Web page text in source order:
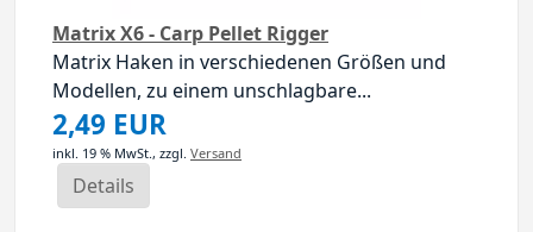
Matrix X6 - Carp Pellet Rigger
Matrix Haken in verschiedenen Größen und
Modellen, zu einem unschlagbare...
2,49 EUR
inkl. 19 % MwSt., zzgl. Versand
Details